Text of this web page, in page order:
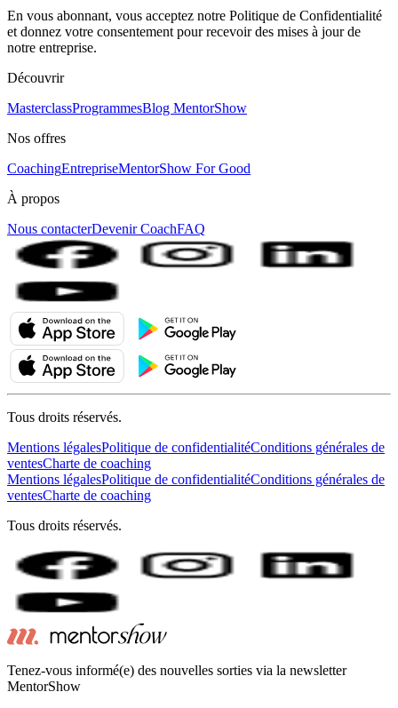
En vous abonnant, vous acceptez notre Politique de Confidentialité
et donnez votre consentement pour recevoir des mises à jour de
notre entreprise.
Découvrir
MasterclassProgrammesBlog MentorShow
Nos offres
CoachingEntrepriseMentorShow For Good
À propos
Nous contacterDevenir CoachFAQ
Tous droits réservés.
Mentions légalesPolitique de confidentialitéConditions générales de
ventesCharte de coaching
Mentions légalesPolitique de confidentialitéConditions générales de
ventesCharte de coaching
Tous droits réservés.
Tenez-vous informé(e) des nouvelles sorties via la newsletter
MentorShow